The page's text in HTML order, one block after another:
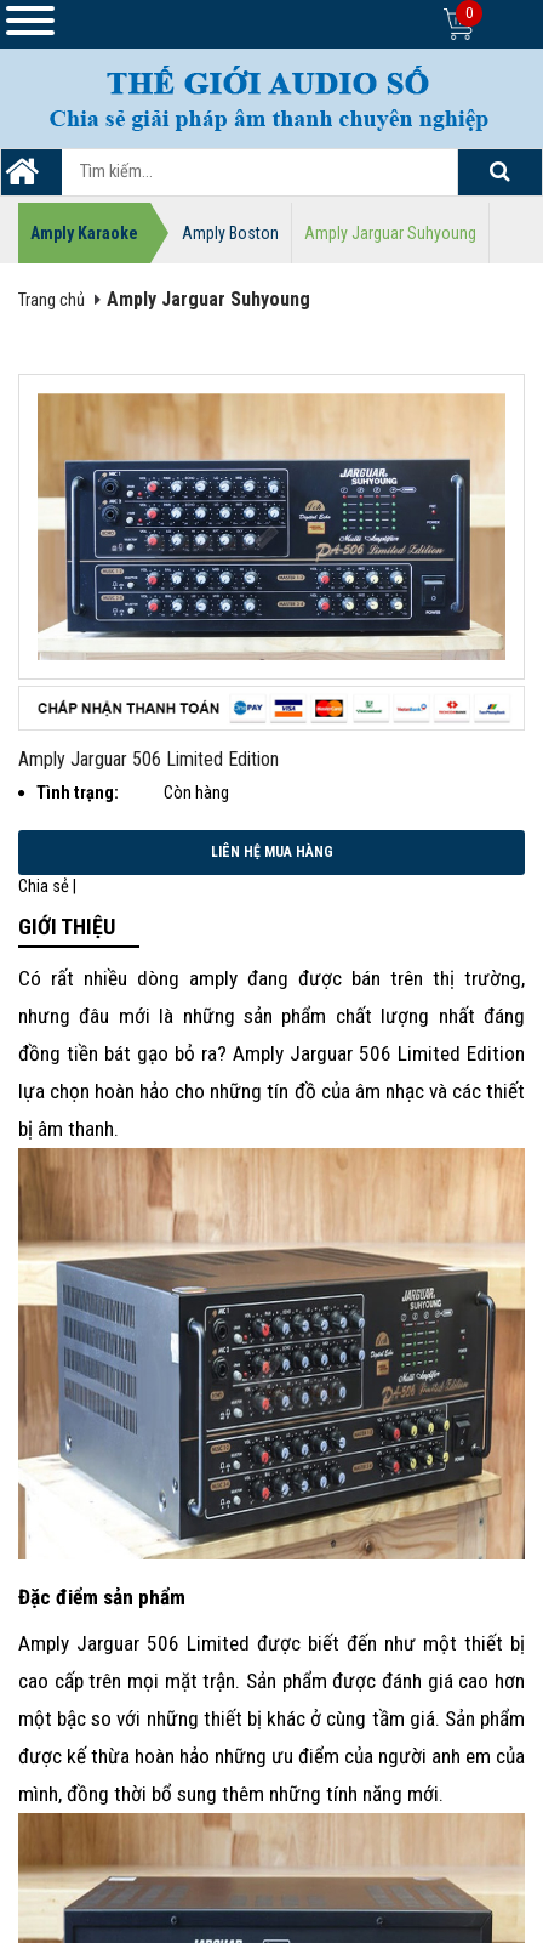
0
Amply Karaoke Amply Boston Amply Jarguar Suhyoung
Trang chủ Amply Jarguar Suhyoung
Amply Jarguar 506 Limited Edition
Tình trạng: Còn hàng
Chia sẻ |
GIỚI THIỆU
Có rất nhiều dòng amply đang được bán trên thị trường,
nhưng đâu mới là những sản phẩm chất lượng nhất đáng
đồng tiền bát gạo bỏ ra? Amply Jarguar 506 Limited Edition
lựa chọn hoàn hảo cho những tín đồ của âm nhạc và các thiết
bị âm thanh.
Đặc điểm sản phẩm
Amply Jarguar 506 Limited được biết đến như một thiết bị
cao cấp trên mọi mặt trận. Sản phẩm được đánh giá cao hơn
một bậc so với những thiết bị khác ở cùng tầm giá. Sản phẩm
được kế thừa hoàn hảo những ưu điểm của người anh em của
mình, đồng thời bổ sung thêm những tính năng mới.